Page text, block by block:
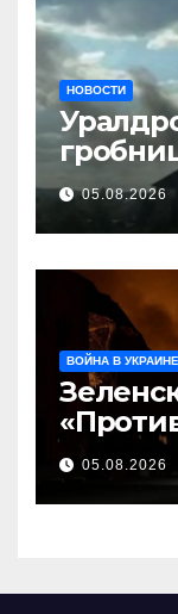
НОВОСТИ
05.08.2026
ВОЙНА В УКРАИНЕ
05.08.2026